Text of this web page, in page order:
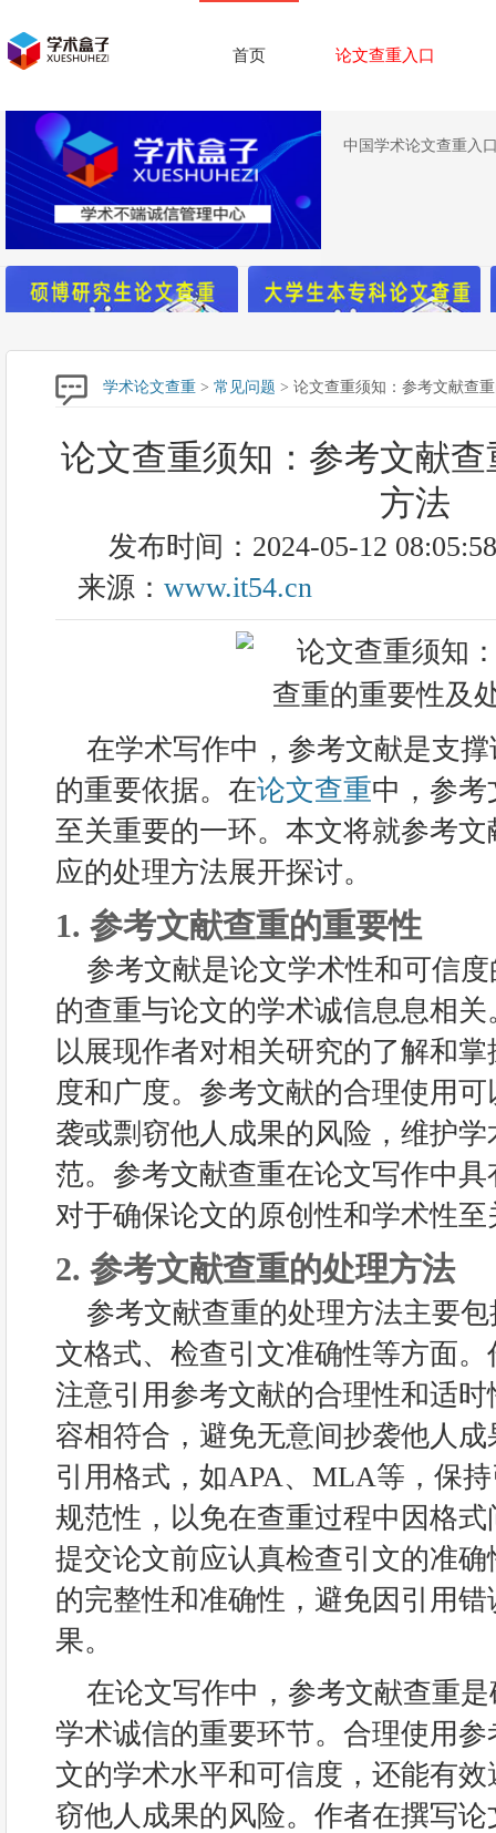
首页 论文查重入口
中国学术论文查重入
学术论文查重 > 常见问题 > 论文查重须知：参考文献查
论文查重须知：参考文献
方法
发布时间：2024-05-12 08:05:58
来源： www.it54.cn
在学术写作中，参考文献是支
的重要依据。在论文查重中，参
至关重要的一环。本文将就参考
应的处理方法展开探讨。
1. 参考文献查重的重要性
参考文献是论文学术性和可信
的查重与论文的学术诚信息息相
以展现作者对相关研究的了解和
度和广度。参考文献的合理使用
袭或剽窃他人成果的风险，维护
范。参考文献查重在论文写作中
对于确保论文的原创性和学术性至
2. 参考文献查重的处理方法
参考文献查重的处理方法主要
文格式、检查引文准确性等方面
注意引用参考文献的合理性和适
容相符合，避免无意间抄袭他人
引用格式，如APA、MLA等，保
规范性，以免在查重过程中因格
提交论文前应认真检查引文的准
的完整性和准确性，避免因引用
果。
在论文写作中，参考文献查重
学术诚信的重要环节。合理使用
文的学术水平和可信度，还能有
窃他人成果的风险。作者在撰写